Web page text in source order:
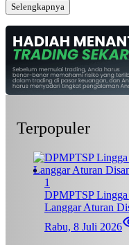
Selengkapnya
Terpopuler
1
DPMPTSP
Langgar Aturan
Rabu, 8 Juli 2026